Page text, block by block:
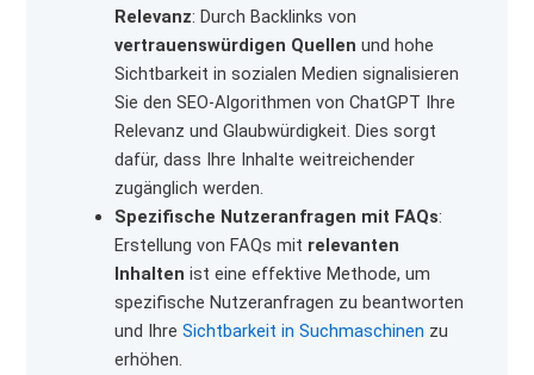
Relevanz: Durch Backlinks von
vertrauenswürdigen Quellen und hohe
Sichtbarkeit in sozialen Medien signalisieren
Sie den SEO-Algorithmen von ChatGPT Ihre
Relevanz und Glaubwürdigkeit. Dies sorgt
dafür, dass Ihre Inhalte weitreichender
zugänglich werden.
Spezifische Nutzeranfragen mit FAQs:
Erstellung von FAQs mit relevanten
Inhalten ist eine effektive Methode, um
spezifische Nutzeranfragen zu beantworten
und IhreSichtbarkeit in Suchmaschinen zu
erhöhen.